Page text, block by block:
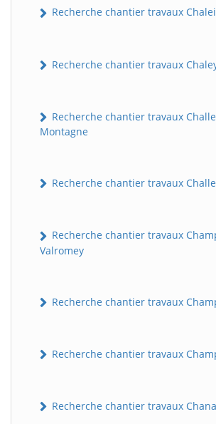
Recherche chantier travaux
Recherche chantier travaux
Recherche chantier travaux
Montagne
Recherche chantier travaux
Recherche chantier travaux
Valromey
Recherche chantier travaux
Recherche chantier travaux
Recherche chantier travaux